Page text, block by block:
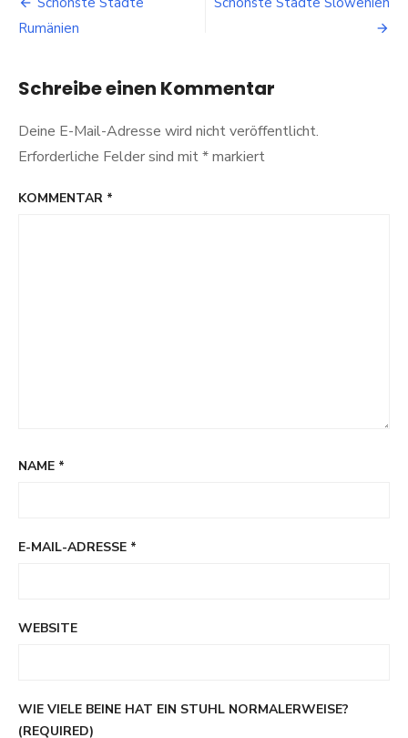
Rumänien
Schreibe einen Kommentar
Deine E-Mail-Adresse wird nicht veröffentlicht.
Erforderliche Felder sind mit*markiert
KOMMENTAR *
NAME *
E-MAIL-ADRESSE *
WEBSITE
WIE VIELE BEINE HAT EIN STUHL NORMALERWEISE?
(REQUIRED)